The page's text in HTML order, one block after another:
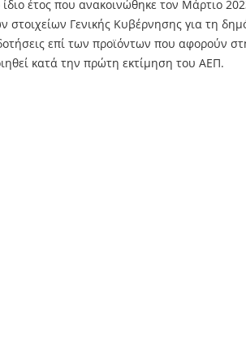
έτος που ανακοινώθηκε τον Μάρτιο
Γενικής Κυβέρνησης για τη
επί των προϊόντων που αφορούν
κατά την πρώτη εκτίμηση του ΑΕΠ.